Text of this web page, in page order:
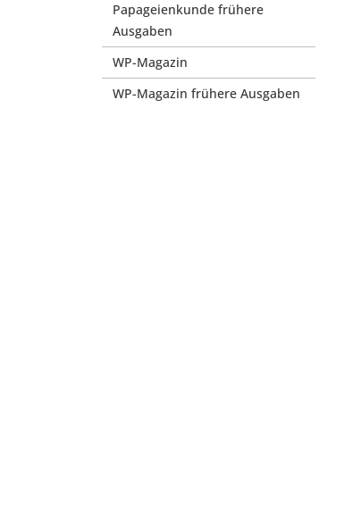
Papageienkunde frühere
Ausgaben
WP-Magazin
WP-Magazin frühere Ausgaben